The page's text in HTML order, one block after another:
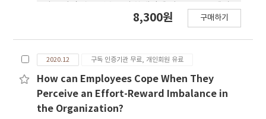
에서의 진성리더십과 구성원 혁신행동과의 관계에서
개인-환경 적합성의 매개효과를 분석함으로써, 진정
행동한다는 것을 규명하였다. 특히 민간기업에 비해
비교적 경직된 조직문화를 가지고 있는 공공기관에서
도 진성리더십이 발휘되면 구성원이 혁신적인 행동을
할 수 있다는 것과, 진정성 있는 리더가 구성원 개인과
된 개념이다. 인사조직 분야에서 배태성 연구들은 꾸
구는 배태된다는 개념의 바탕에 대한 이론 및 실증적
확인을 위해 조직과 직무 두 가지 차원에 주목하였다.
또한 상당 부분 한정적으로 이루어진 배태성의 선행
요인으로 신뢰와 성과-보상 연계성 및 경력지향성의
8,300원 구매하기
2020.12 구독 인증기관 무료, 개인회원 유료
How can Employees Cope When They
Perceive an Effort-Reward Imbalance in
the Organization?